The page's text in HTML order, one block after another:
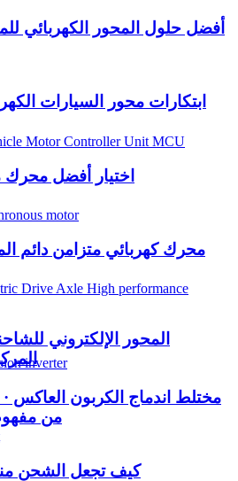
أفضل حلول المحور الكهربائي
ابتكارات محور السيارات
اختيار أفضل
محرك كهربائي متزامن دائم
المحور الإلكتروني
من
كيف تجعل الشحن